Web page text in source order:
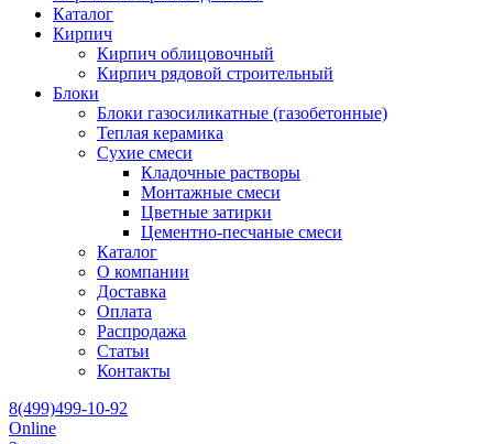
Каталог
Кирпич
Кирпич облицовочный
Кирпич рядовой строительный
Блоки
Блоки газосиликатные (газобетонные)
Теплая керамика
Сухие смеси
Кладочные растворы
Монтажные смеси
Цветные затирки
Цементно-песчаные смеси
Каталог
О компании
Доставка
Оплата
Распродажа
Статьи
Контакты
8(499)499-10-92
Online